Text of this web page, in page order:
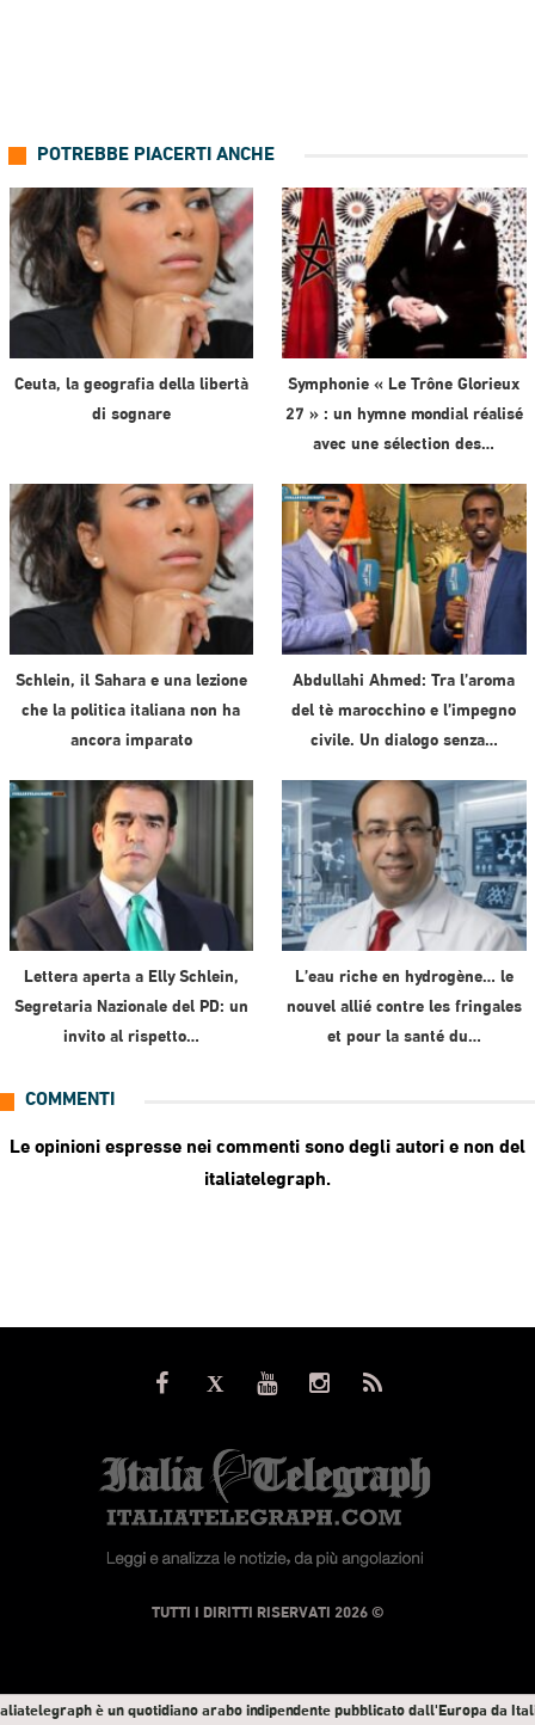
POTREBBE PIACERTI ANCHE
Ceuta, la geografia della libertà
di sognare
Symphonie « Le Trône Glorieux
27 » : un hymne mondial réalisé
avec une sélection des…
Schlein, il Sahara e una lezione
che la politica italiana non ha
ancora imparato
Abdullahi Ahmed: Tra l’aroma
del tè marocchino e l’impegno
civile. Un dialogo senza…
Lettera aperta a Elly Schlein,
Segretaria Nazionale del PD: un
invito al rispetto…
L’eau riche en hydrogène… le
nouvel allié contre les fringales
et pour la santé du…
COMMENTI
Le opinioni espresse nei commenti sono degli autori e non del
italiatelegraph.
© TUTTI I DIRITTI RISERVATI 2026
è un quotidiano arabo indipendente pubblicato dall'Europa da